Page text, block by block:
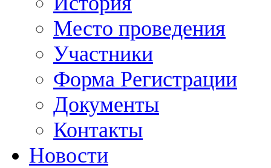
Место проведения
Участники
Форма Регистрации
Документы
Контакты
Новости